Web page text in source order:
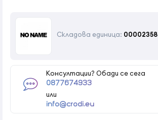
Складова единица: 00002358
Консултации? Обади се сега
0877674933
или
info@crodi.eu